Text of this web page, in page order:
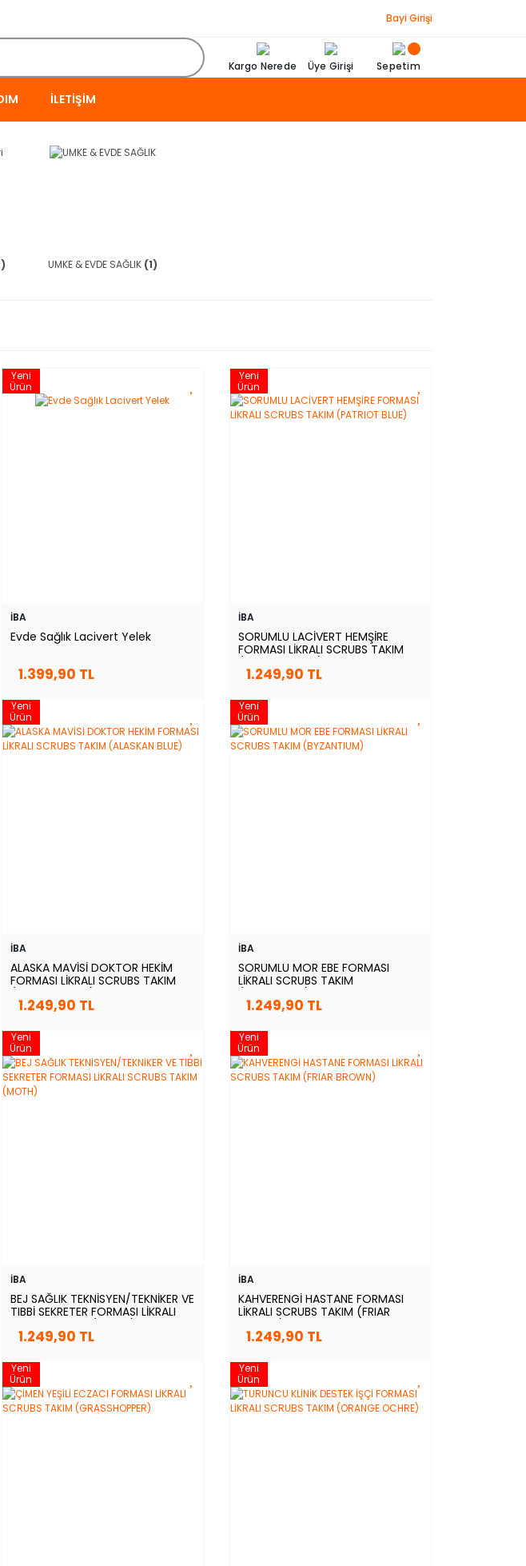
Bayi Girişi
Kargo Nerede Üye Girişi Sepetim
İLETIŞIM
UMKE & EVDE SAĞLIK (1)
Yeni
Ürün
İBA
Evde Sağlık Lacivert Yelek
1.399,90 TL
Yeni
Ürün
İBA
SORUMLU LACİVERT HEMŞİRE
FORMASI LİKRALI SCRUBS TAKIM
(PATRIOT BLUE)
1.249,90 TL
Yeni
Ürün
İBA
ALASKA MAVİSİ DOKTOR HEKİM
FORMASI LİKRALI SCRUBS TAKIM
(ALASKAN BLUE)
1.249,90 TL
Yeni
Ürün
İBA
SORUMLU MOR EBE FORMASI
LİKRALI SCRUBS TAKIM
(BYZANTIUM)
1.249,90 TL
Yeni
Ürün
İBA
BEJ SAĞLIK TEKNİSYEN/TEKNİKER VE
TIBBİ SEKRETER FORMASI LİKRALI
SCRUBS TAKIM (MOTH)
1.249,90 TL
Yeni
Ürün
İBA
KAHVERENGİ HASTANE FORMASI
LİKRALI SCRUBS TAKIM (FRIAR
BROWN)
1.249,90 TL
Yeni
Ürün
Yeni
Ürün